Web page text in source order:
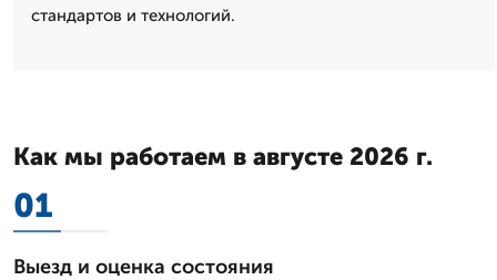
стандартов и технологий.
Как мы работаем в августе 2026 г.
01
Выезд и оценка состояния